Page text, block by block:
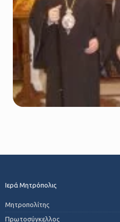
Ιερά Μητρόπολις
Μητροπολίτης
Πρωτοσύγκελλος